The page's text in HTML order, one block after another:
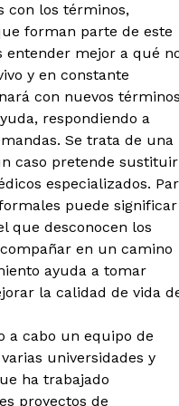
con los términos,
forman parte de este
entender mejor a qué
y en constante
con nuevos
respondiendo a
Se trata de una
caso pretende sustituir
especializados.
puede significar
que desconocen los
en un camino
ayuda a tomar
la calidad de vida
a cabo un equipo de
universidades y
ha trabajado
proyectos de